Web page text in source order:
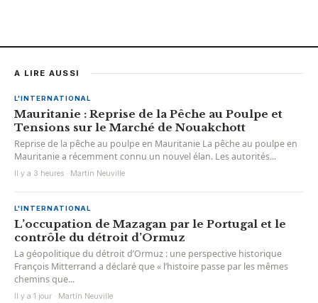
A LIRE AUSSI
L'INTERNATIONAL
Mauritanie : Reprise de la Pêche au Poulpe et
Tensions sur le Marché de Nouakchott
Reprise de la pêche au poulpe en Mauritanie La pêche au poulpe en
Mauritanie a récemment connu un nouvel élan. Les autorités...
Il y a 3 heures · Martin Neuville
L'INTERNATIONAL
L’occupation de Mazagan par le Portugal et le
contrôle du détroit d’Ormuz
La géopolitique du détroit d’Ormuz : une perspective historique
François Mitterrand a déclaré que « l’histoire passe par les mêmes
chemins que...
Il y a 1 jour · Martin Neuville